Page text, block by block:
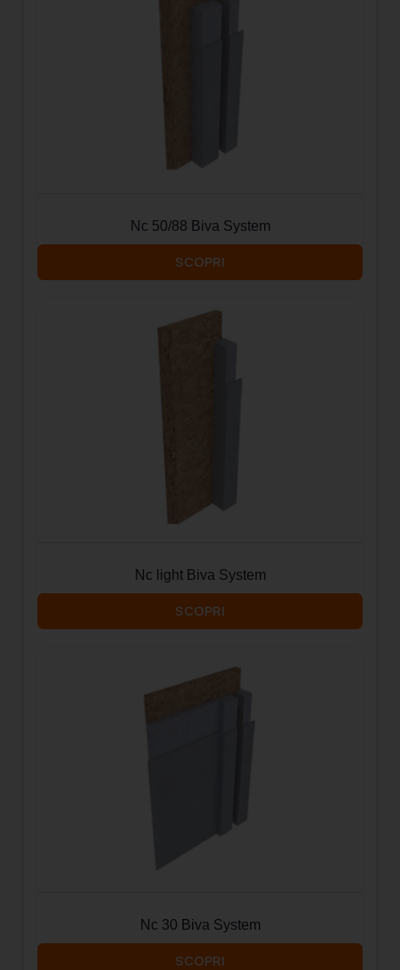
Nc 50/88 Biva System
SCOPRI
Nc light Biva System
SCOPRI
Nc 30 Biva System
SCOPRI